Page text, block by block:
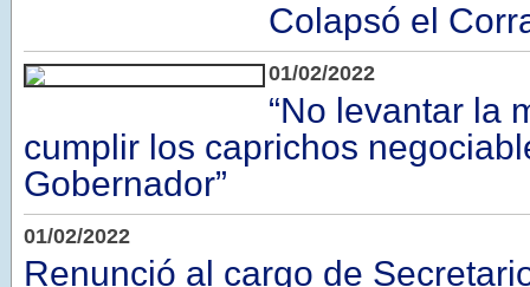
Colapsó el
01/02/2022
“No levantar la
cumplir los caprichos
Gobernador”
01/02/2022
Renunció al cargo de